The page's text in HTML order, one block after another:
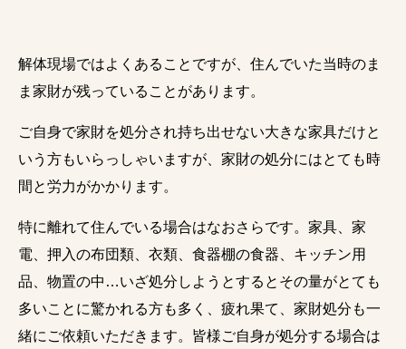
解体現場ではよくあることですが、住んでいた当時のま
ま家財が残っていることがあります。
ご自身で家財を処分され持ち出せない大きな家具だけと
いう方もいらっしゃいますが、家財の処分にはとても時
間と労力がかかります。
特に離れて住んでいる場合はなおさらです。家具、家
電、押入の布団類、衣類、食器棚の食器、キッチン用
品、物置の中…いざ処分しようとするとその量がとても
多いことに驚かれる方も多く、疲れ果て、家財処分も一
緒にご依頼いただきます。皆様ご自身が処分する場合は